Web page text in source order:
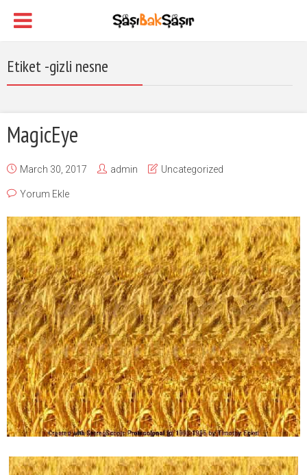
Etiket -gizli nesne
MagicEye
March 30, 2017 admin Uncategorized
Yorum Ekle